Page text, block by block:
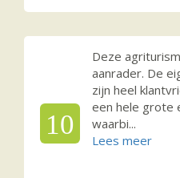
10
Deze
aanrader. De
zijn heel
een hele grote
waarbi...